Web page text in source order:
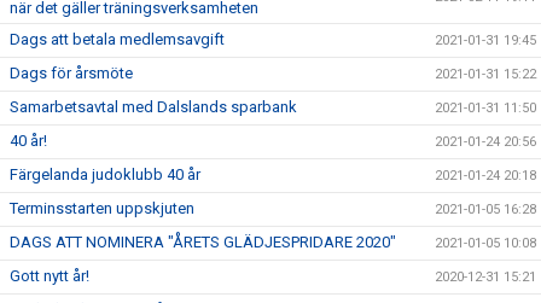
när det gäller träningsverksamheten
Dags att betala medlemsavgift 2021-01-31 19:45
Dags för årsmöte 2021-01-31 15:22
Samarbetsavtal med Dalslands sparbank 2021-01-31 11:50
40 år! 2021-01-24 20:56
Färgelanda judoklubb 40 år 2021-01-24 20:18
Terminsstarten uppskjuten 2021-01-05 16:28
DAGS ATT NOMINERA "ÅRETS GLÄDJESPRIDARE 2020" 2021-01-05 10:08
Gott nytt år! 2020-12-31 15:21